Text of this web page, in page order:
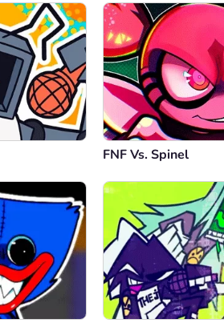
FNF Vs. Spinel